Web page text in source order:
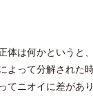
体は何かというと
よって分解された
てニオイに差があり